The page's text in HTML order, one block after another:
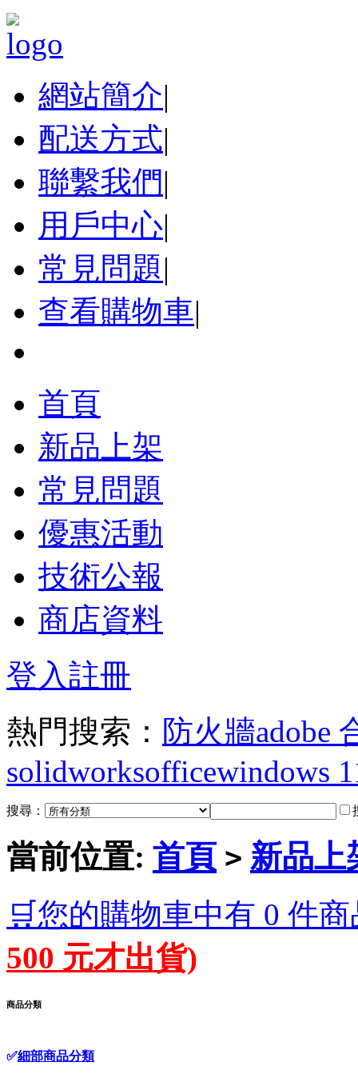
網站簡介|
配送方式|
聯繫我們|
用戶中心|
常見問題|
查看購物車|
首頁
新品上架
常見問題
優惠活動
技術公報
商店資料
登入註冊
熱門搜索： 防火牆adobe
solidworksofficewindows
搜尋：
當前位置: 首頁 > 新品上
🛒您的購物車中有 0 件
500 元才出貨)
商品分類
✅細部商品分類